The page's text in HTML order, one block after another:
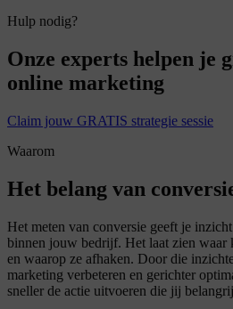
Hulp nodig?
Onze experts helpen je
online marketing
Claim jouw GRATIS strategie sessie
Waarom
Het belang van
Het meten van conversie geeft je
binnen jouw bedrijf. Het laat zien waar
en waarop ze afhaken. Door die
marketing verbeteren en gerichter
sneller de actie uitvoeren die jij